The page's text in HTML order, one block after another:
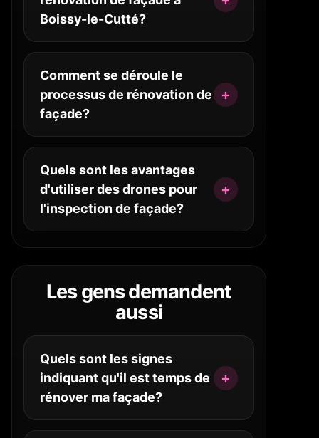
Boissy-le-Cutté?
Comment se déroule le
processus de rénovation de
façade?
Quels sont les avantages
d'utiliser des drones pour
l'inspection de façade?
Les gens demandent
aussi
Quels sont les signes
indiquant qu'il est temps de
rénover ma façade?